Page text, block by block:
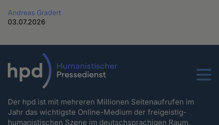
Andreas Gradert
03.07.2026
Menu
Der hpd ist mit mehreren Millionen Seitenaufrufen im
Jahr das wichtigste Online-Medium der freigeistig-
humanistischen Szene im deutschsprachigen Raum.